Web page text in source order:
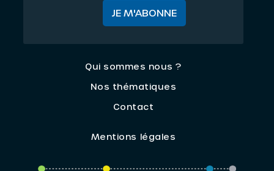
JE M'ABONNE
Qui sommes nous ?
Nos thématiques
Contact
Mentions légales